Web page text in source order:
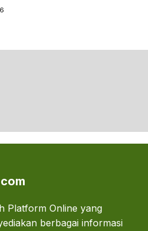
Platform Online yang
berbagai informasi